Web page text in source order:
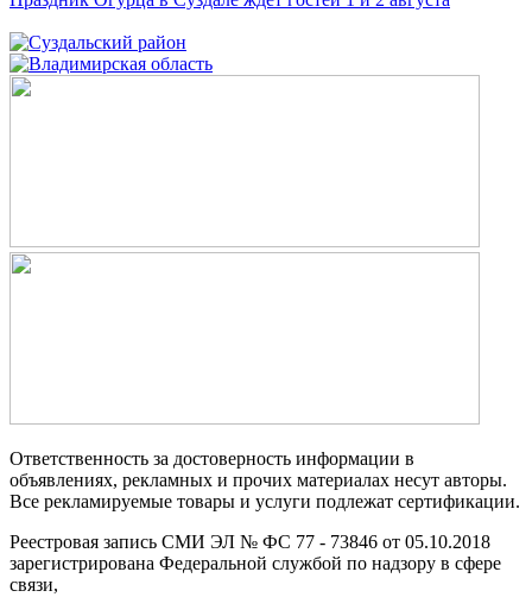
Ответственность за достоверность информации в
объявлениях, рекламных и прочих материалах несут авторы.
Все рекламируемые товары и услуги подлежат сертификации.
Реестровая запись СМИ ЭЛ № ФС 77 - 73846 от 05.10.2018
зарегистрирована Федеральной службой по надзору в сфере
связи,